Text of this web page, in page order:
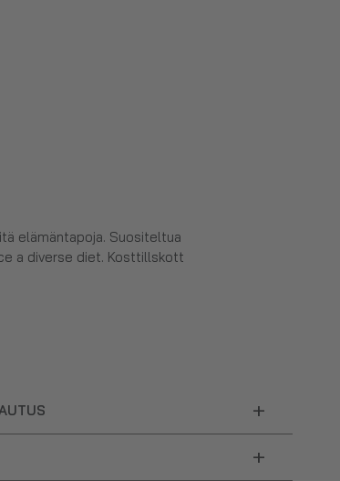
elämäntapoja. Suositeltua
a diverse diet. Kosttillskott
+
+